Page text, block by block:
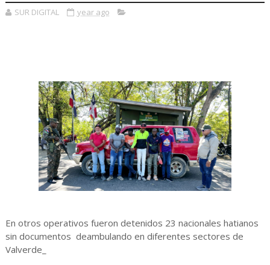
SUR DIGITAL year ago
En otros operativos fueron detenidos 23 nacionales hatianos
sin documentos deambulando en diferentes sectores de
Valverde_